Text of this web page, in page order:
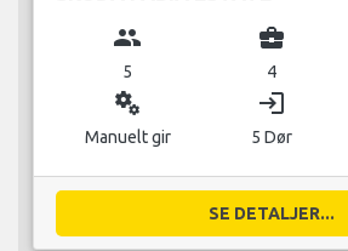
group
5
business_center
4
miscellaneous_services
Manuelt gir
login
5 Dør
SE DETALJER...